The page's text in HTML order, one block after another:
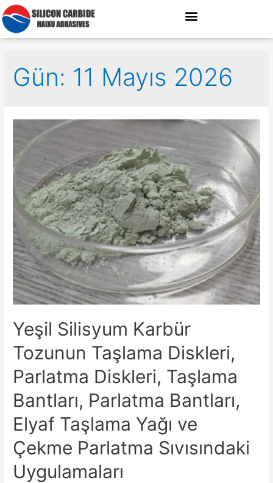
Gün: 11 Mayıs 2026
Yeşil Silisyum Karbür
Tozunun Taşlama Diskleri,
Parlatma Diskleri, Taşlama
Bantları, Parlatma Bantları,
Elyaf Taşlama Yağı ve
Çekme Parlatma Sıvısındaki
Uygulamaları